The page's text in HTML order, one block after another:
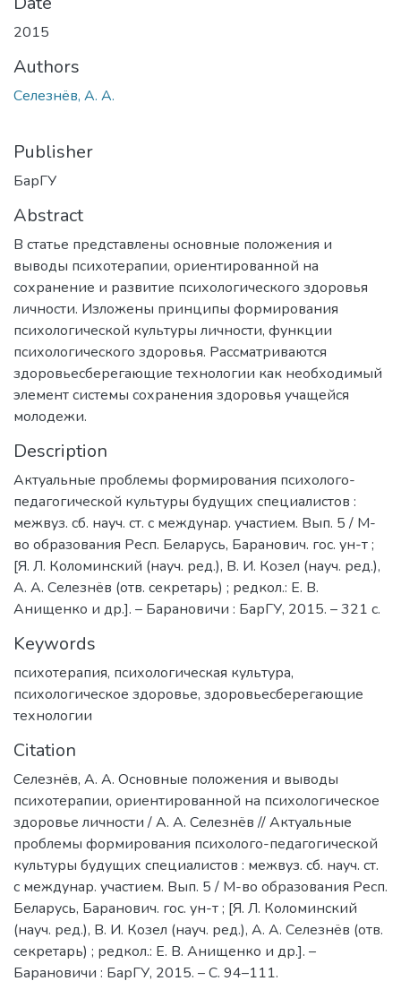
2015
Authors
Селезнёв, А. А.
Publisher
БарГУ
Abstract
В статье представлены основные положения и
выводы психотерапии, ориентированной на
сохранение и развитие психологического здоровья
личности. Изложены принципы формирования
психологической культуры личности, функции
психологического здоровья. Рассматриваются
здоровьесберегающие технологии как необходимый
элемент системы сохранения здоровья учащейся
молодежи.
Description
Актуальные проблемы формирования психолого-
педагогической культуры будущих специалистов :
межвуз. сб. науч. ст. с междунар. участием. Вып. 5 / М-
во образования Респ. Беларусь, Баранович. гос. ун-т ;
[Я. Л. Коломинский (науч. ред.), В. И. Козел (науч. ред.),
А. А. Селезнёв (отв. секретарь) ; редкол.: Е. В.
Анищенко и др.]. – Барановичи : БарГУ, 2015. – 321 с.
Keywords
психотерапия, психологическая культура,
психологическое здоровье, здоровьесберегающие
технологии
Citation
Селезнёв, А. А. Основные положения и выводы
психотерапии, ориентированной на психологическое
здоровье личности / А. А. Селезнёв // Актуальные
проблемы формирования психолого-педагогической
культуры будущих специалистов : межвуз. сб. науч. ст.
с междунар. участием. Вып. 5 / М-во образования Респ.
Беларусь, Баранович. гос. ун-т ; [Я. Л. Коломинский
(науч. ред.), В. И. Козел (науч. ред.), А. А. Селезнёв (отв.
секретарь) ; редкол.: Е. В. Анищенко и др.]. –
Барановичи : БарГУ, 2015. – С. 94–111.